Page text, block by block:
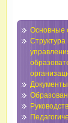
Основные
Структура
Документы